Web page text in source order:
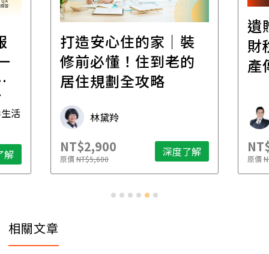
活
解
打造安心住的家｜裝
修前必懂！住到老的
居住規劃全攻略
林黛羚
NT$2,900
原價NT$5,600 深度了解
遺
財
產
原價
相關文章